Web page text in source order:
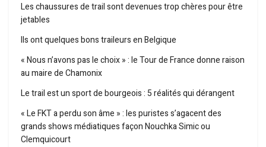
Les chaussures de trail sont devenues trop chères pour être
jetables
Ils ont quelques bons traileurs en Belgique
« Nous n’avons pas le choix » : le Tour de France donne raison
au maire de Chamonix
Le trail est un sport de bourgeois : 5 réalités qui dérangent
« Le FKT a perdu son âme » : les puristes s’agacent des
grands shows médiatiques façon Nouchka Simic ou
Clemquicourt